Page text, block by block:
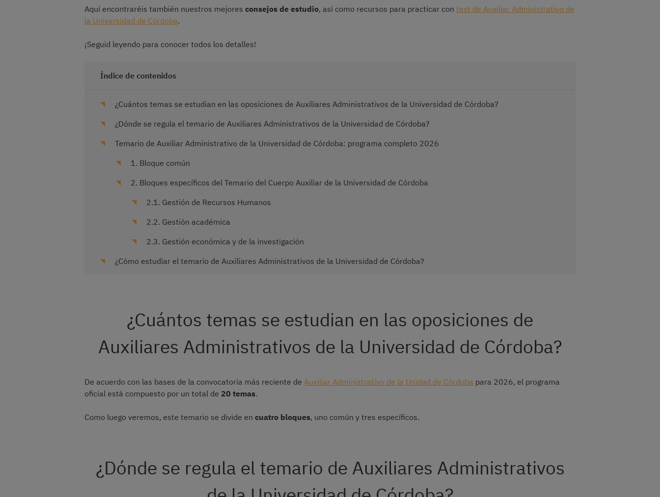
Aquí encontraréis también nuestros mejores consejos de estudio, así como recursos para practicar con test de Auxiliar Administrativo de
la Universidad de Córdoba.
¡Seguid leyendo para conocer todos los detalles!
Índice de contenidos
¿Cuántos temas se estudian en las oposiciones de Auxiliares Administrativos de la Universidad de Córdoba?
¿Dónde se regula el temario de Auxiliares Administrativos de la Universidad de Córdoba?
Temario de Auxiliar Administrativo de la Universidad de Córdoba: programa completo 2026
1. Bloque común
2. Bloques específicos del Temario del Cuerpo Auxiliar de la Universidad de Córdoba
2.1. Gestión de Recursos Humanos
2.2. Gestión académica
2.3. Gestión económica y de la investigación
¿Cómo estudiar el temario de Auxiliares Administrativos de la Universidad de Córdoba?
¿Cuántos temas se estudian en las oposiciones de
Auxiliares Administrativos de la Universidad de Córdoba?
De acuerdo con las bases de la convocatoria más reciente de Auxiliar Administrativo de la Unidad de Córdoba para 2026, el programa
oficial está compuesto por un total de 20 temas.
Como luego veremos, este temario se divide en cuatro bloques, uno común y tres específicos.
¿Dónde se regula el temario de Auxiliares Administrativos